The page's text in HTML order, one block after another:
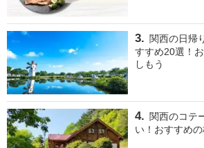
関西の日帰
すすめ20選！
しもう
関西のコテ
い！おすすめ